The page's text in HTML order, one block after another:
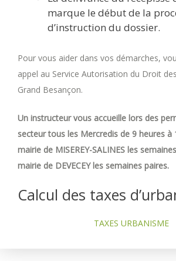
marque le début de la
d’instruction du dossier.
Pour vous aider dans vos démarches,
appel au Service Autorisation du Droit
Grand Besançon.
Un instructeur vous accueille lors des
secteur tous les Mercredis de 9 heures à
mairie de MISEREY-SALINES les
mairie de DEVECEY les semaines paires.
Calcul des taxes
TAXES URBANISME